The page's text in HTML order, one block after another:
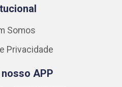
Somos
Privacidade
APP